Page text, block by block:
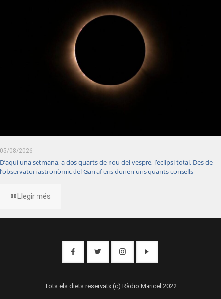
05/08/2026
D’aquí una setmana, a dos quarts de nou del vespre, l’eclipsi total. Des de
l’observatori astronòmic del Garraf ens donen uns quants consells
Llegir més
Tots els drets reservats (c) Ràdio Maricel 2022